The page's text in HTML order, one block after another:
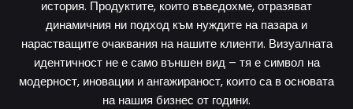
история. Продуктите, които въведохме, отразяват
динамичния ни подход към нуждите на пазара и
нарастващите очаквания на нашите клиенти. Визуалната
идентичност не е само външен вид – тя е символ на
модерност, иновации и ангажираност, които са в основата
на нашия бизнес от години.